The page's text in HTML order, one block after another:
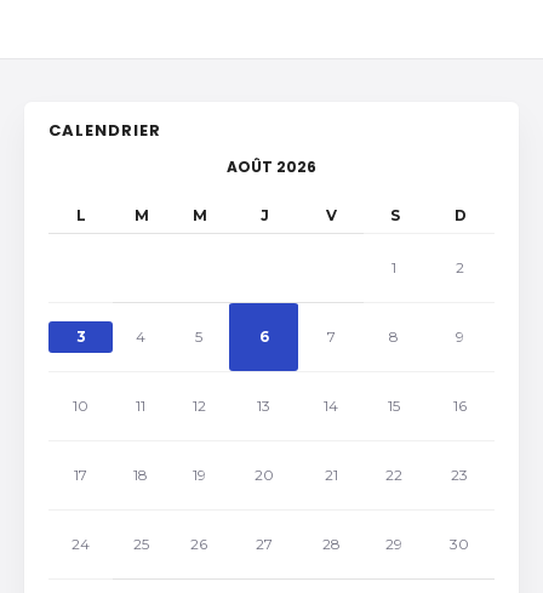
CALENDRIER
AOÛT 2026
L M M J V S D
1 2
3 4 5 6 7 8 9
10 11 12 13 14 15 16
17 18 19 20 21 22 23
24 25 26 27 28 29 30